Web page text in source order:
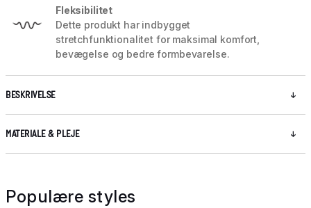
Fleksibilitet
Dette produkt har indbygget
stretchfunktionalitet for maksimal komfort,
bevægelse og bedre formbevarelse.
BESKRIVELSE
MATERIALE & PLEJE
Populære styles